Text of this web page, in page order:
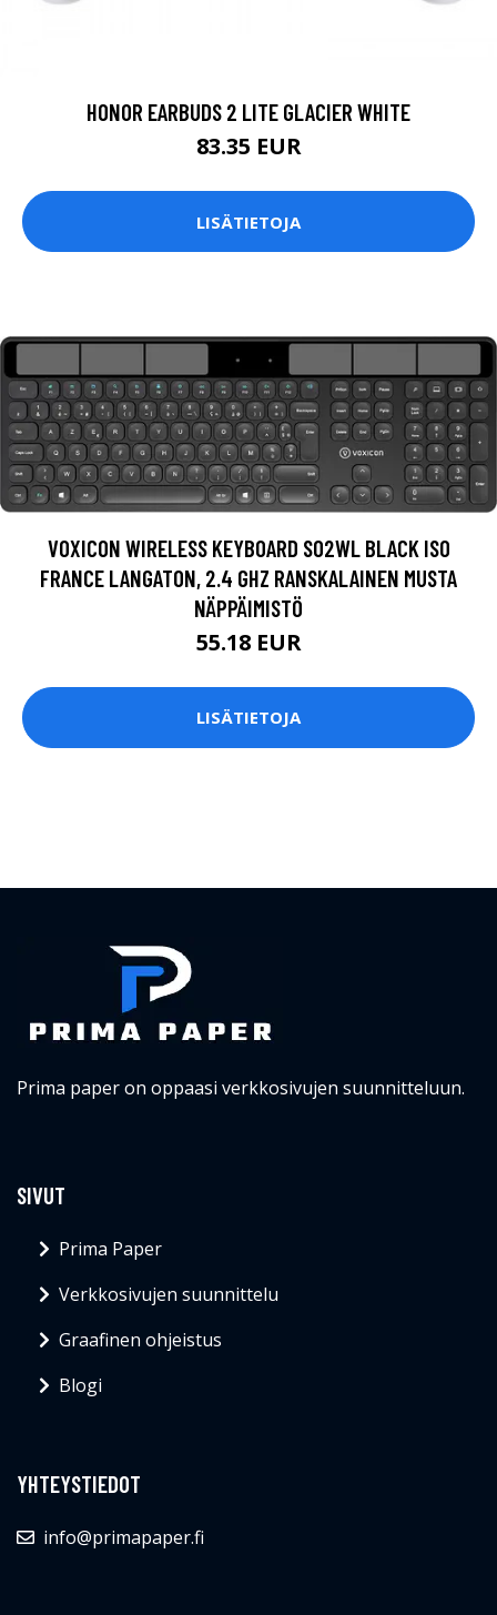
HONOR EARBUDS 2 LITE GLACIER WHITE
83.35 EUR
LISÄTIETOJA
VOXICON WIRELESS KEYBOARD SO2WL BLACK ISO
FRANCE LANGATON, 2.4 GHZ RANSKALAINEN MUSTA
NÄPPÄIMISTÖ
55.18 EUR
LISÄTIETOJA
Prima paper on oppaasi verkkosivujen suunnitteluun.
SIVUT
Prima Paper
Verkkosivujen suunnittelu
Graafinen ohjeistus
Blogi
YHTEYSTIEDOT
info@primapaper.fi